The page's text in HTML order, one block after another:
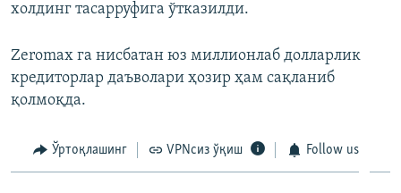
холдинг тасарруфига ўтказилди.
Zeromax га нисбатан юз миллионлаб долларлик
кредиторлар даъволари ҳозир ҳам сақланиб
қолмоқда.
Ўртоқлашинг VPNсиз ўқиш Follow us